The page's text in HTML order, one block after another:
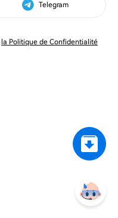
Telegram
la Politique de Confidentialité